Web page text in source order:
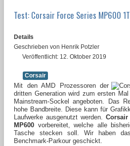
Test: Corsair Force Series MP600
Details
Geschrieben von Henrik Potzler
Veröffentlicht: 12. Oktober 2019
Corsair
Mit den AMD Prozessoren der
dritten Generation wird zum ersten
Mainstream-Sockel angeboten. Das
hohe Bandbreite. Diese kann für
Laufwerke ausgenutzt werden.Corsair
MP600 vorbereitet, welche alle
Tasche stecken soll. Wir haben
Benchmark-Parkour geschickt.